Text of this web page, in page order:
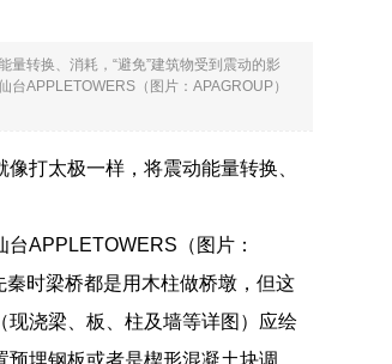
转换、消耗，“避免”建筑物受到震动的影
APPLETOWERS（图片：APAGROUP）
打太极一样，将震动能量转换、
APPLETOWERS（图片：
时梁桥都是用木柱做桥墩，但这
浇梁、板、柱及墙等详图）应绘
埋钢板或者是楔形混凝土块调